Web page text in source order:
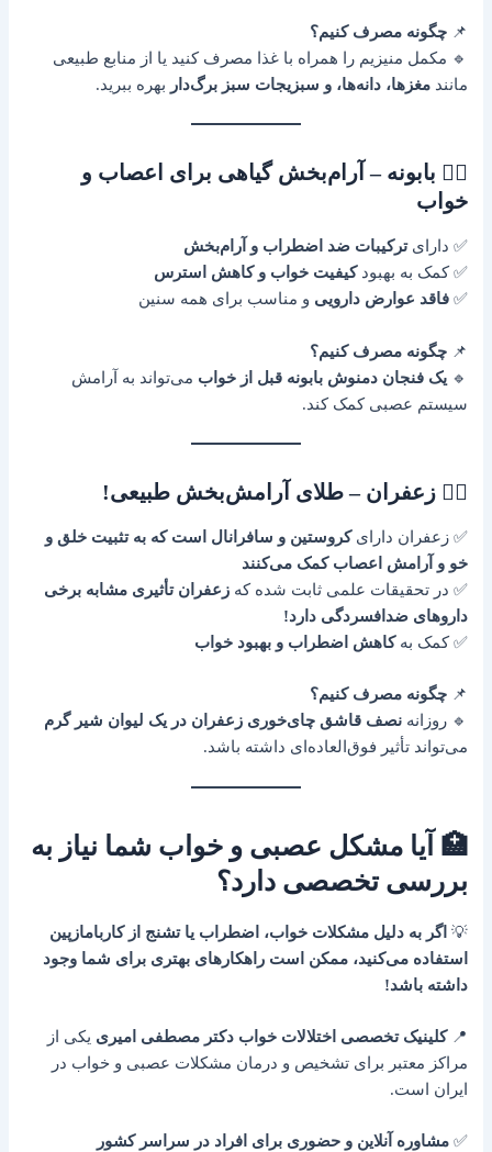
📌چگونه مصرف کنیم؟
🔹 مکمل منیزیم را همراه با غذا مصرف کنید یا از منابع طبیعی
مانندمغزها، دانه‌ها، و سبزیجات سبز برگ‌دار بهره ببرید.
۶️⃣ بابونه – آرام‌بخش گیاهی برای اعصاب و
خواب
✅ دارایترکیبات ضد اضطراب و آرام‌بخش
✅ کمک به بهبودکیفیت خواب و کاهش استرس
✅فاقد عوارض دارویی و مناسب برای همه سنین
📌چگونه مصرف کنیم؟
🔹یک فنجان دمنوش بابونه قبل از خواب می‌تواند به آرامش
سیستم عصبی کمک کند.
۷️⃣ زعفران – طلای آرامش‌بخش طبیعی!
✅ زعفران دارایکروستین و سافرانال است که به تثبیت خلق و
خو و آرامش اعصاب کمک می‌کنند
✅ در تحقیقات علمی ثابت شده کهزعفران تأثیری مشابه برخی
داروهای ضدافسردگی دارد!
✅ کمک بهکاهش اضطراب و بهبود خواب
📌چگونه مصرف کنیم؟
🔹 روزانهنصف قاشق چای‌خوری زعفران در یک لیوان شیر گرم
می‌تواند تأثیر فوق‌العاده‌ای داشته باشد.
🏥 آیا مشکل عصبی و خواب شما نیاز به
بررسی تخصصی دارد؟
💡 اگر به دلیل مشکلات خواب، اضطراب یا تشنج از کاربامازپین
استفاده می‌کنید، ممکن است راهکارهای بهتری برای شما وجود
داشته باشد!
📍کلینیک تخصصی اختلالات خواب دکتر مصطفی امیری یکی از
مراکز معتبر برای تشخیص و درمان مشکلات عصبی و خواب در
ایران است.
✅مشاوره آنلاین و حضوری برای افراد در سراسر کشور